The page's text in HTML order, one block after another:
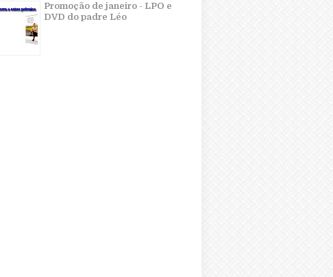
Promoção de janeiro - LPO e
DVD do padre Léo